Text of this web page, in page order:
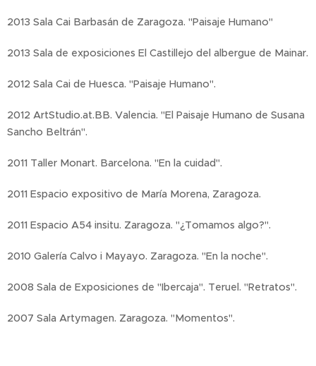
2013 Sala Cai Barbasán de Zaragoza. "Paisaje Humano"
2013 Sala de exposiciones El Castillejo del albergue de Mainar.
2012 Sala Cai de Huesca. "Paisaje Humano".
2012 ArtStudio.at.BB. Valencia. "El Paisaje Humano de Susana
Sancho Beltrán".
2011 Taller Monart. Barcelona. "En la cuidad".
2011 Espacio expositivo de María Morena, Zaragoza.
2011 Espacio A54 insitu. Zaragoza. "¿Tomamos algo?".
2010 Galería Calvo i Mayayo. Zaragoza. "En la noche".
2008 Sala de Exposiciones de "Ibercaja". Teruel. "Retratos".
2007 Sala Artymagen. Zaragoza. "Momentos".